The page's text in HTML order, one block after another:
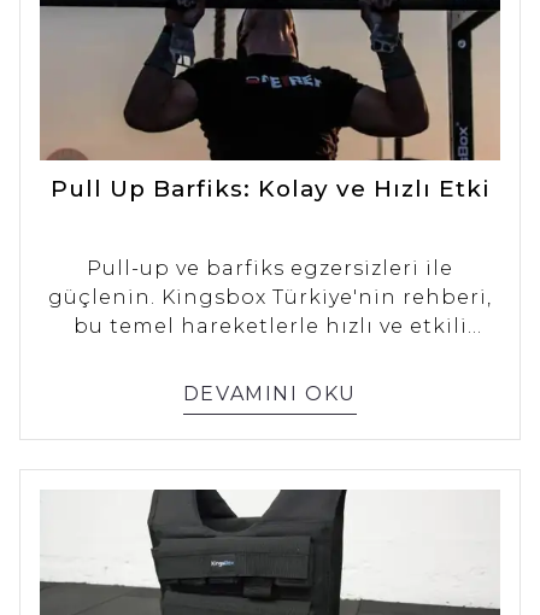
Pull Up Barfiks: Kolay ve Hızlı Etki
Pull-up ve barfiks egzersizleri ile
güçlenin. Kingsbox Türkiye'nin rehberi,
bu temel hareketlerle hızlı ve etkili
vücut kaslarınızı geliştirin.
DEVAMINI OKU